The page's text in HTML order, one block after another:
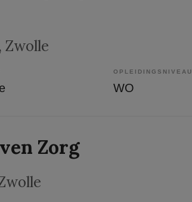
, Zwolle
OPLEIDINGSNIVEAU
WO
Zorg